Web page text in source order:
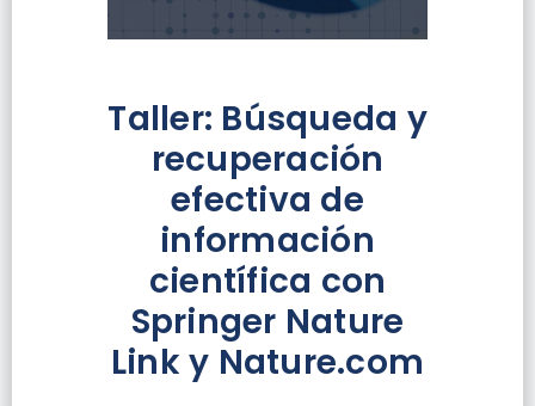
Taller: Búsqueda y
recuperación
efectiva de
información
científica con
Springer Nature
Link y Nature.com